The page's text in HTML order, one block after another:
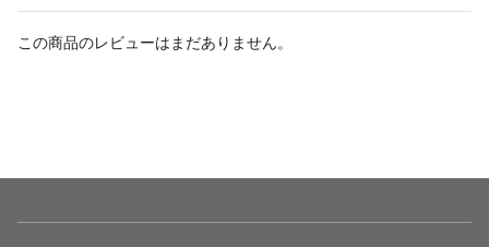
この商品のレビューはまだありません。